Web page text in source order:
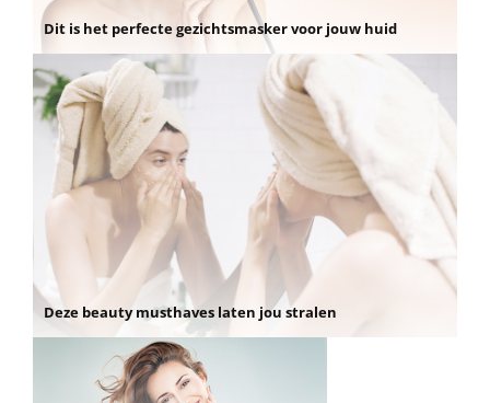
Dit is het perfecte gezichtsmasker voor jouw huid
Deze beauty musthaves laten jou stralen